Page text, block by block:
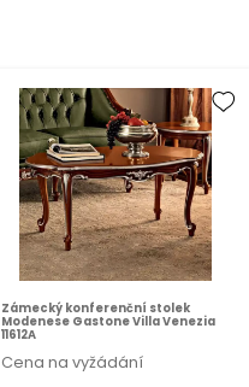
Zámecký konferenční stolek
Modenese Gastone Villa Venezia
11612A
Cena na vyžádání